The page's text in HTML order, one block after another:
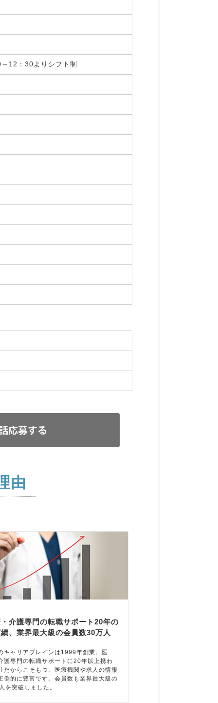
12：30よりシフト制
由
介護専門の転職サポート20年の
、業界最大級の会員数30万人
キャリアブレインは1999年創業。医
護専門の転職サポートに20年以上携わ
だからこそもつ、医療機関や求人の情報
倒的に豊富です。会員数も業界最大級の
を突破しました。